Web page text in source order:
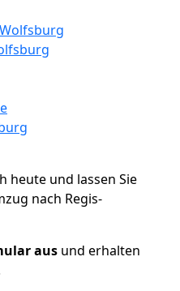
heute und lassen Sie
nach Regis-
aus und erhalten